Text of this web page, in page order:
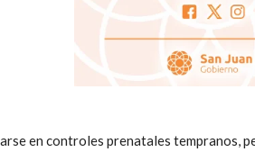
en controles prenatales tempranos,